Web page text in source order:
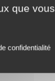
que vous
confidentialité